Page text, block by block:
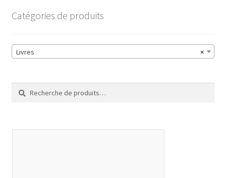
Catégories de produits
×
Livres
Recherche
pour :
Recherche